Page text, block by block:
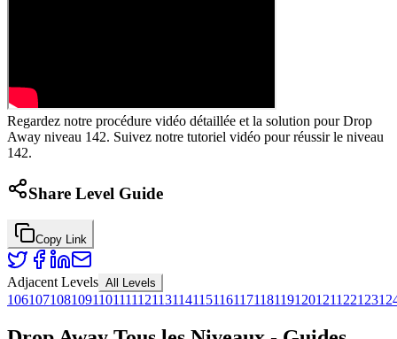
Regardez notre procédure vidéo détaillée et la solution pour Drop
Away niveau 142. Suivez notre tutoriel vidéo pour réussir le niveau
142.
Share Level Guide
Copy Link
Adjacent Levels All Levels
106107108109110111112113114115116117118119120121122123